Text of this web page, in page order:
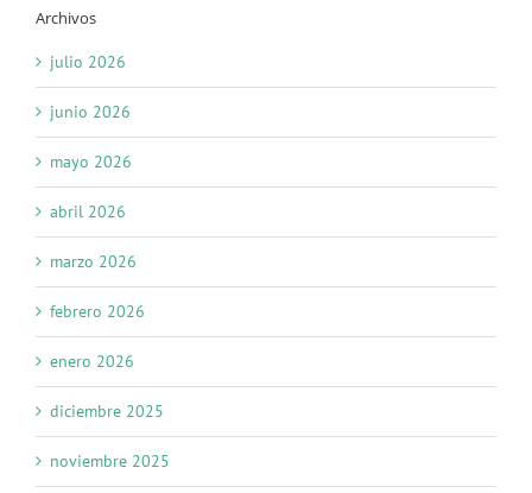
Archivos
julio 2026
junio 2026
mayo 2026
abril 2026
marzo 2026
febrero 2026
enero 2026
diciembre 2025
noviembre 2025